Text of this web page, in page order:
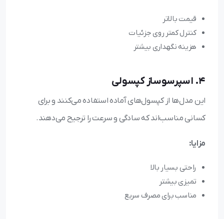
قیمت بالاتر
کنترل کمتر روی جزئیات
هزینه نگهداری بیشتر
4. اسپرسوساز کپسولی
این مدل‌ها از کپسول‌های آماده استفاده می‌کنند و برای
کسانی مناسب‌اند که سادگی و سرعت را ترجیح می‌دهند.
مزایا:
راحتی بسیار بالا
تمیزی بیشتر
مناسب برای مصرف سریع